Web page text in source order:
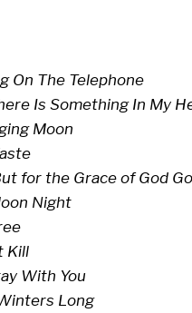
On The Telephone
Is Something In My
Moon
for the Grace of God
Night
Kill
With You
Long